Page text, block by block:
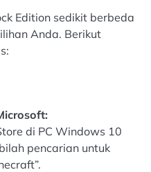
Edition sedikit berbeda
Anda. Berikut
di PC Windows 10
pencarian untuk